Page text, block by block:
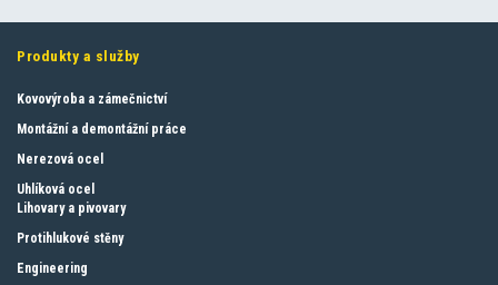
Produkty a služby
Kovovýroba a zámečnictví
Montážní a demontážní práce
Nerezová ocel
Uhlíková ocel
Lihovary a pivovary
Protihlukové stěny
Engineering